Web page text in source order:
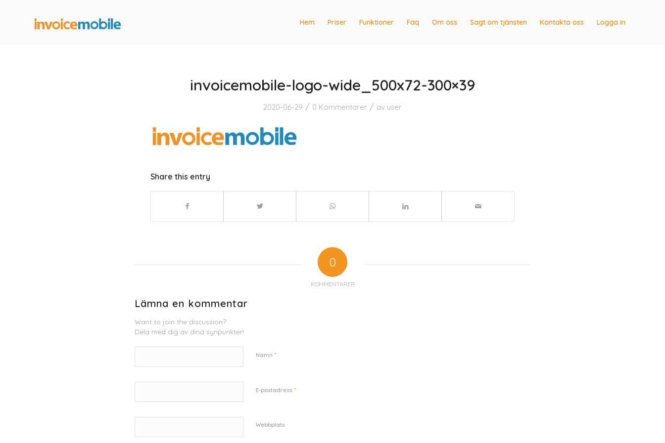
Hem Priser Funktioner Faq Om oss Sagt om tjänsten Kontakta oss Logga in
invoicemobile-logo-wide_500x72-300×39
2020-06-29 / 0 Kommentarer / av user
Share this entry
0
KOMMENTARER
Lämna en kommentar
Want to join the discussion?
Dela med dig av dina synpunkter!
Namn *
E-postadress *
Webbplats